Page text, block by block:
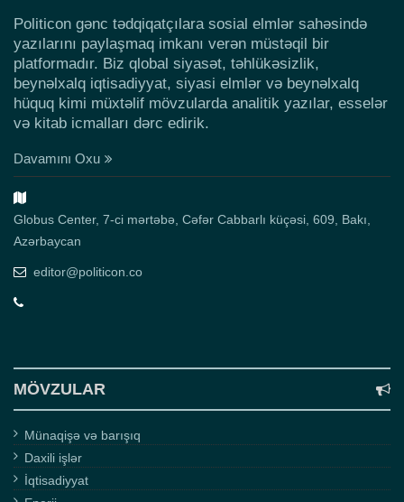
Politicon gənc tədqiqatçılara sosial elmlər sahəsində
yazılarını paylaşmaq imkanı verən müstəqil bir
platformadır. Biz qlobal siyasət, təhlükəsizlik,
beynəlxalq iqtisadiyyat, siyasi elmlər və beynəlxalq
hüquq kimi müxtəlif mövzularda analitik yazılar, esselər
və kitab icmalları dərc edirik.
Davamını Oxu
Globus Center, 7-ci mərtəbə, Cəfər Cabbarlı küçəsi, 609, Bakı,
Azərbaycan
editor@politicon.co
MÖVZULAR
Münaqişə və barışıq
Daxili işlər
İqtisadiyyat